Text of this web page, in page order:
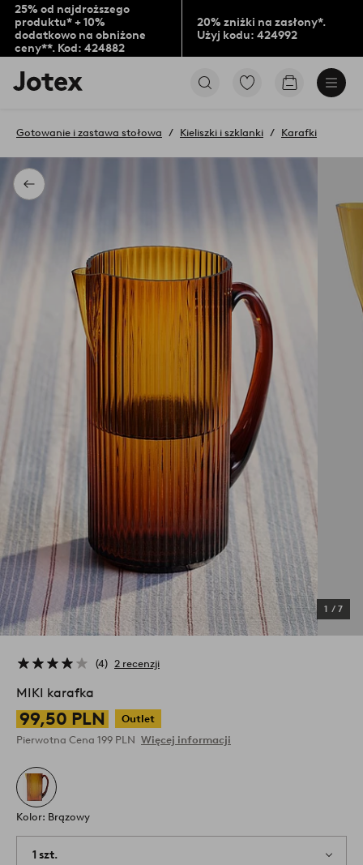
25% od najdroższego
produktu* + 10%
dodatkowo na obniżone
ceny**. Kod: 424882
20% zniżki na zasłony*.
Użyj kodu: 424992
Logo
Jotex
na
stronę
Przejdź
oznaczonych
Przejdź
Powrót
Gotowanie i zastawa stołowa Kieliszki i szklanki Karafki
1 / 7
4 2 recenzji
MIKI karafka
99,50 PLN
Outlet
Pierwotna Cena 199 PLN Więcej informacji
Kolor: Brązowy
1 szt.